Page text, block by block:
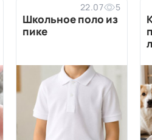
22.07 5
Школьное поло из
пике